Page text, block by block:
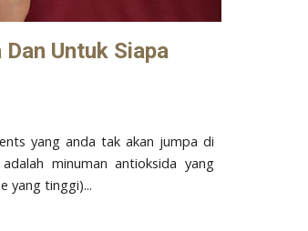
Untuk Siapa
yang anda tak akan jumpa di
minuman antioksida yang
yang tinggi)...